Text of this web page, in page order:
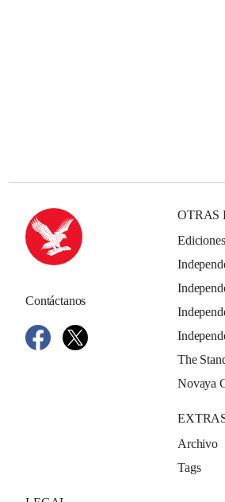
Contáctanos
OTRAS
The
Novaya
Archivo
Tags